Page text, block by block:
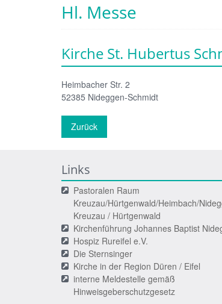
Hl. Messe
Kirche St. Hubertus
Heimbacher Str. 2
52385 Nideggen-Schmidt
Zurück
Links
Pastoralen Raum
Kreuzau/Hürtgenwald/Heimbach/
Kreuzau / Hürtgenwald
Kirchenführung Johannes Baptist
Hospiz Rureifel e.V.
Die Sternsinger
Kirche in der Region Düren / Eifel
interne Meldestelle gemäß
Hinweisgeberschutzgesetz